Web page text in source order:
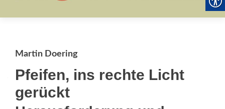
Martin Doering
Pfeifen, ins rechte Licht
gerückt